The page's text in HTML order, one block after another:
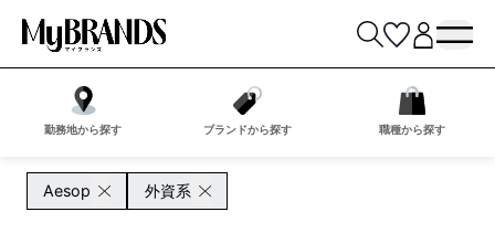
勤務地から探す ブランドから探す 職種から探す
Aesop 外資系